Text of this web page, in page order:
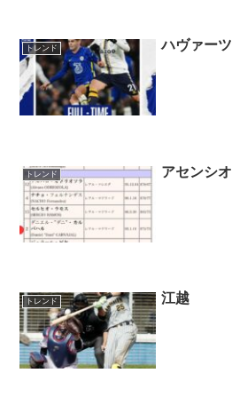
トレンド ハヴァーツ
トレンド アセンシオ
トレンド 江越